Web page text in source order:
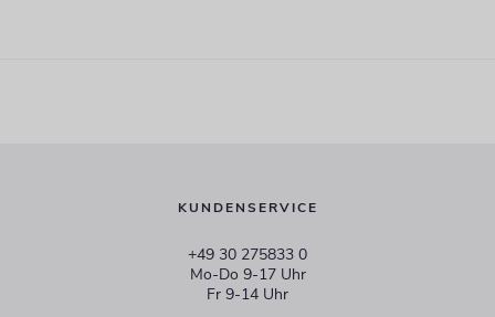
KUNDENSERVICE
+49 30 275833 0
Mo-Do 9-17 Uhr
Fr 9-14 Uhr